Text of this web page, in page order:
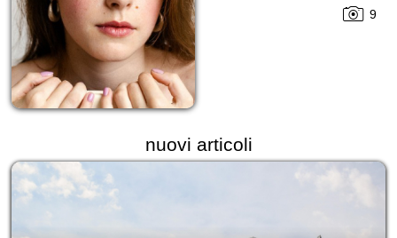
9
nuovi articoli